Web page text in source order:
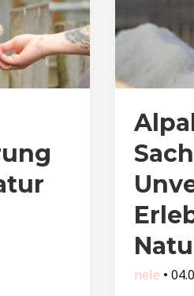
nele •